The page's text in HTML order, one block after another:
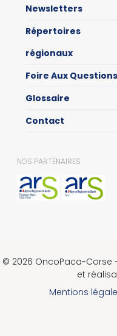
Newsletters
Répertoires
régionaux
Foire Aux Questions
Glossaire
Contact
NOS PARTENAIRES
© 2026 OncoPaca-Corse
et
Mentions